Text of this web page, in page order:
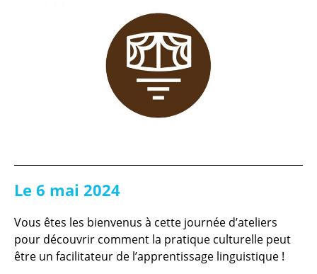
Le 6 mai 2024
Vous êtes les bienvenus à cette journée d’ateliers
pour découvrir comment la pratique culturelle peut
être un facilitateur de l’apprentissage linguistique !